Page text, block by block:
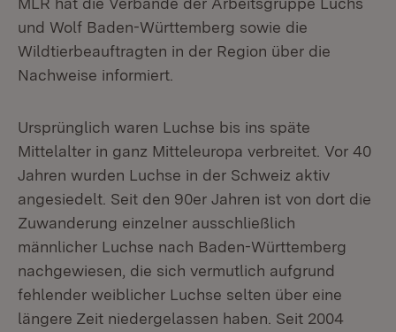
und Wolf Baden-Württemberg sowie die
Wildtierbeauftragten in der Region über die
Nachweise informiert.
Ursprünglich waren Luchse bis ins späte
Mittelalter in ganz Mitteleuropa verbreitet. Vor 40
Jahren wurden Luchse in der Schweiz aktiv
angesiedelt. Seit den 90er Jahren ist von dort die
Zuwanderung einzelner ausschließlich
männlicher Luchse nach Baden-Württemberg
nachgewiesen, die sich vermutlich aufgrund
fehlender weiblicher Luchse selten über eine
längere Zeit niedergelassen haben. Seit 2004